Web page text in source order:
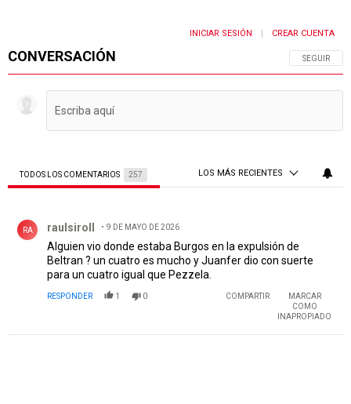
CONVERSACIÓN SIGA ESTA
SEGUIR
INICIAR SESIÓN CREAR CUENTA
TODOS LOS COMENTARIOS 257 LOS MÁS RECIENTES
RA raulsiroll 9 DE MAYO DE 2026
Alguien vio donde estaba Burgos en la expulsión de
Beltran ? un cuatro es mucho y Juanfer dio con suerte
para un cuatro igual que Pezzela.
RESPONDER 1 0 COMPARTIR
MARCAR
COMO
INAPROPIADO